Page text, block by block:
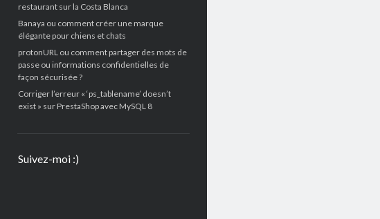
restaurant sur la Costa Blanca
Banaya ou comment créer une marque
élégante pour chiens et chats
protonURL ou comment partager des mots de
passe ou informations confidentielles de
façon sécurisée ?
Corriger l’erreur « ‘ps_tablename’ doesn’t
exist » sur PrestaShop avec MySQL 8
Suivez-moi :)